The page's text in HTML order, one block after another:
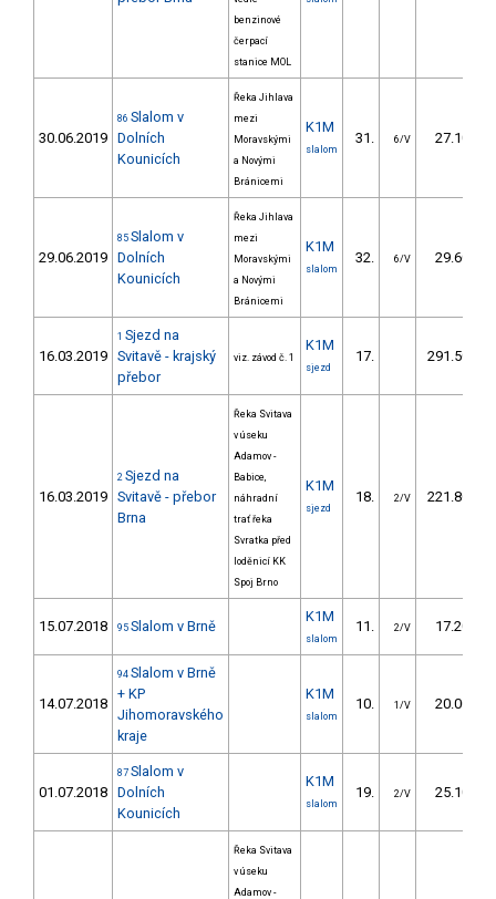
benzinové
čerpací
stanice MOL
30.06.2019
86 Slalom v
Dolních
Kounicích
Řeka Jihlava
mezi
Moravskými
a Novými
Bránicemi
K1M
slalom
31. 6/V 27.10
29.06.2019
85 Slalom v
Dolních
Kounicích
Řeka Jihlava
mezi
Moravskými
a Novými
Bránicemi
K1M
slalom
32. 6/V 29.60
16.03.2019
1 Sjezd na
Svitavě - krajský
přebor
viz. závod č. 1
K1M
sjezd
17. 291.50
16.03.2019
2 Sjezd na
Svitavě - přebor
Brna
Řeka Svitava
v úseku
Adamov -
Babice,
náhradní
trať řeka
Svratka před
loděnicí KK
Spoj Brno
K1M
sjezd
18. 2/V 221.80
15.07.2018 95 Slalom v Brně
K1M
slalom
11. 2/V 17.20
14.07.2018
94 Slalom v Brně
+ KP
Jihomoravského
kraje
K1M
slalom
10. 1/V 20.00
01.07.2018
87 Slalom v
Dolních
Kounicích
K1M
slalom
19. 2/V 25.10
Řeka Svitava
v úseku
Adamov -